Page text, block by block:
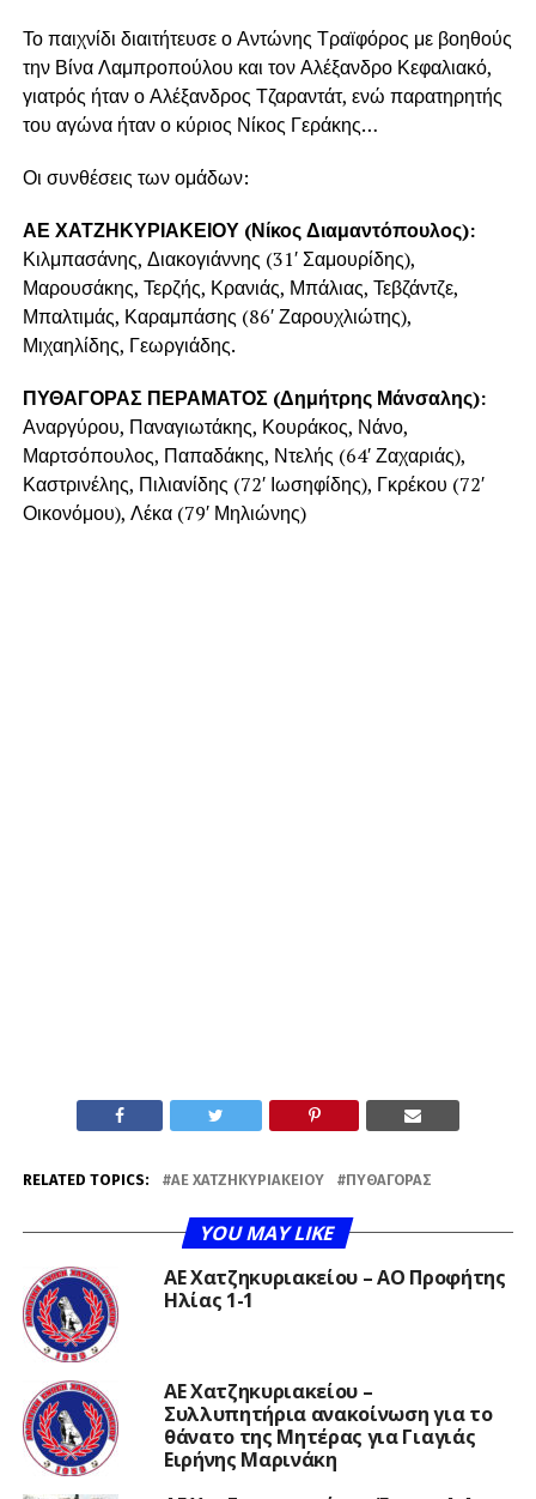
Το παιχνίδι διαιτήτευσε ο Αντώνης Τραϊφόρος με βοηθούς
την Βίνα Λαμπροπούλου και τον Αλέξανδρο Κεφαλιακό,
γιατρός ήταν ο Αλέξανδρος Τζαραντάτ, ενώ παρατηρητής
του αγώνα ήταν ο κύριος Νίκος Γεράκης…
Οι συνθέσεις των ομάδων:
ΑΕ ΧΑΤΖΗΚΥΡΙΑΚΕΙΟΥ (Νίκος Διαμαντόπουλος):
Κιλμπασάνης, Διακογιάννης (31′ Σαμουρίδης),
Μαρουσάκης, Τερζής, Κρανιάς, Μπάλιας, Τεβζάντζε,
Μπαλτιμάς, Καραμπάσης (86′ Ζαρουχλιώτης),
Μιχαηλίδης, Γεωργιάδης.
ΠΥΘΑΓΟΡΑΣ ΠΕΡΑΜΑΤΟΣ (Δημήτρης Μάνσαλης):
Αναργύρου, Παναγιωτάκης, Κουράκος, Νάνο,
Μαρτσόπουλος, Παπαδάκης, Ντελής (64′ Ζαχαριάς),
Καστρινέλης, Πιλιανίδης (72′ Ιωσηφίδης), Γκρέκου (72′
Οικονόμου), Λέκα (79′ Μηλιώνης)
RELATED TOPICS: ΑΕ ΧΑΤΖΗΚΥΡΙΑΚΕΊΟΥ ΠΥΘΑΓΌΡΑΣ
YOU MAY LIKE
ΑΕ Χατζηκυριακείου – ΑΟ Προφήτης
Ηλίας 1-1
ΑΕ Χατζηκυριακείου –
Συλλυπητήρια ανακοίνωση για το
θάνατο της Μητέρας για Γιαγιάς
Ειρήνης Μαρινάκη